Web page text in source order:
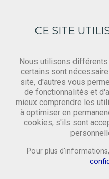
Demande
CE SITE
Nous utilisons
certains sont
site, d'autres vous
de fonctionnalités et
mieux comprendre les
à optimiser en
cookies, s'ils sont
Pour plus